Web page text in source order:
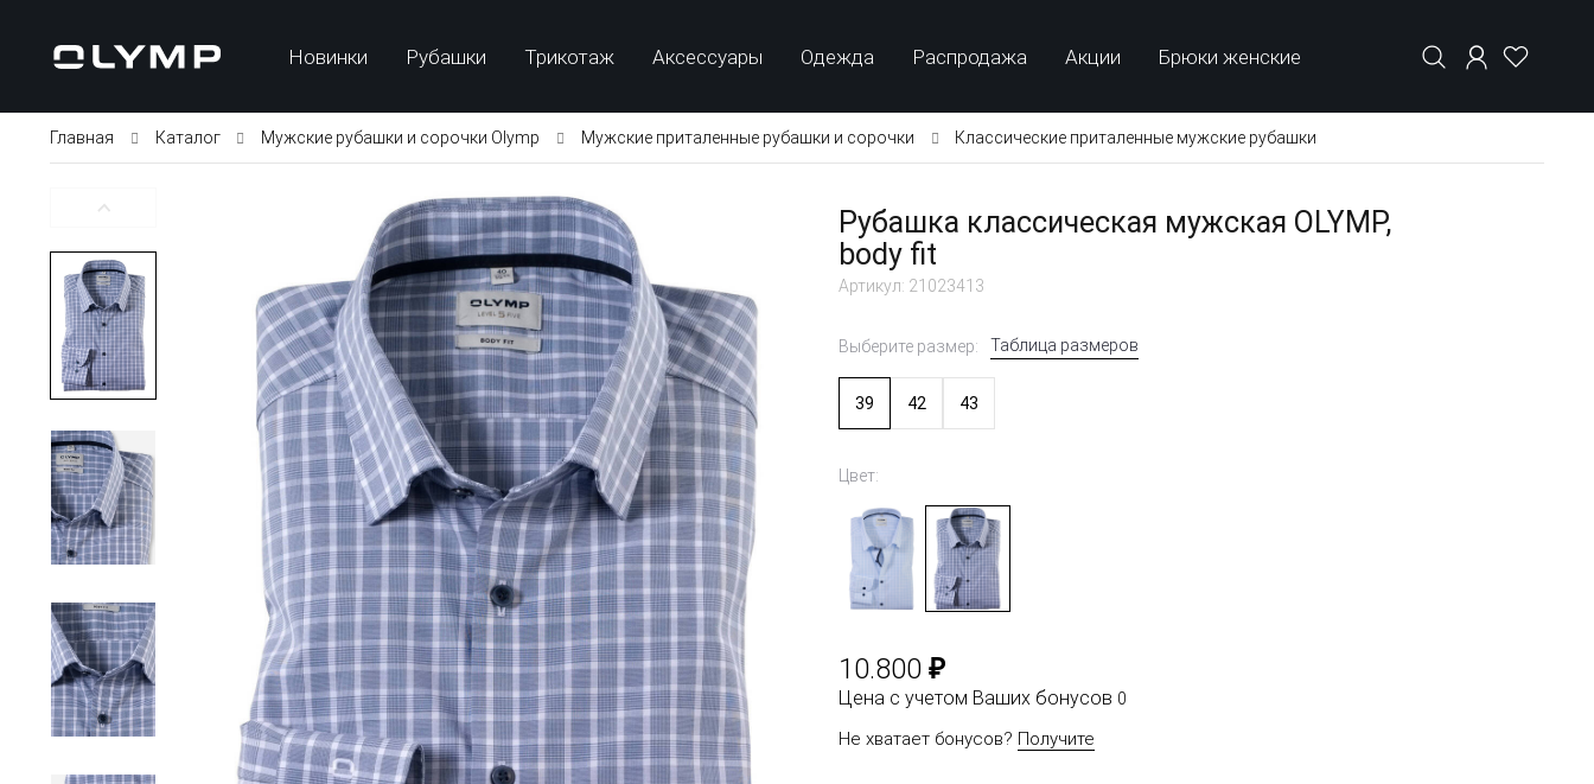
Новинки Рубашки Трикотаж Аксессуары Одежда Распродажа Акции Брюки женские
Главная Каталог Мужские рубашки и сорочки Olymp Мужские приталенные рубашки и сорочки Классические приталенные мужские рубашки
Рубашка классическая мужская OLYMP,
body fit
Артикул: 21023413
Выберите размер: Таблица размеров
39 42 43
Цвет:
10.800 ₽
Цена с учетом Ваших бонусов 0
Не хватает бонусов? Получите